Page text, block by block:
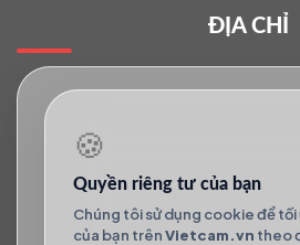
ĐỊA CHỈ
🍪
Quyền riêng tư của bạn
Chúng tôi sử dụng cookie để tối
của bạn trênVietcam.vn theo